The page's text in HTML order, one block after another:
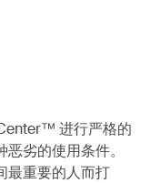
进行严格的
劣的使用条件。
最重要的人而打